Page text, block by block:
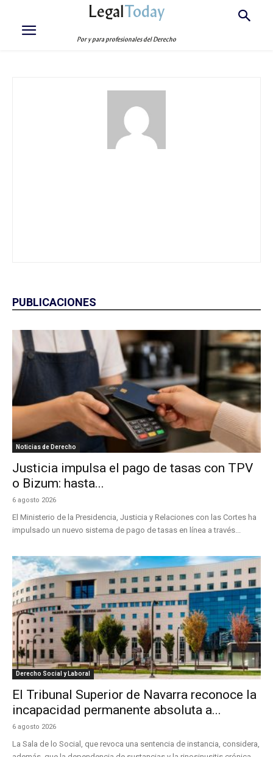
LegalToday
Por y para profesionales del Derecho
PUBLICACIONES
Noticias de Derecho
Justicia impulsa el pago de tasas con TPV
o Bizum: hasta...
6 agosto 2026
El Ministerio de la Presidencia, Justicia y Relaciones con las Cortes ha
impulsado un nuevo sistema de pago de tasas en línea a través...
Derecho Social y Laboral
El Tribunal Superior de Navarra reconoce la
incapacidad permanente absoluta a...
6 agosto 2026
La Sala de lo Social, que revoca una sentencia de instancia, considera,